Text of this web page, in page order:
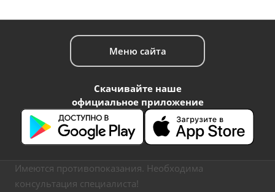
Меню сайта
Скачивайте наше
официальное приложение
Имеются противопоказания. Необходима
консультация специалиста!